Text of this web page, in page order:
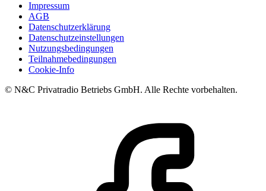
Impressum
AGB
Datenschutzerklärung
Datenschutzeinstellungen
Nutzungsbedingungen
Teilnahmebedingungen
Cookie-Info
© N&C Privatradio Betriebs GmbH. Alle Rechte vorbehalten.